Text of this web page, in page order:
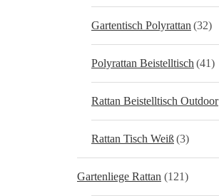
Gartentisch Polyrattan (32)
Polyrattan Beistelltisch (41)
Rattan Beistelltisch Outdoor
Rattan Tisch Weiß(3)
Gartenliege Rattan (121)